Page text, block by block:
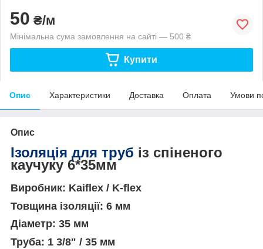
50 ₴/м
Мінімальна сума замовлення на сайті — 500 ₴
Купити
Опис Характеристики Доставка Оплата Умови
Опис
Ізоляція для труб із спіненого
каучуку 6*35мм
Виробник: Kaiflex / K-flex
Товщина ізоляції: 6 мм
Діаметр: 35 мм
Труба: 1 3/8" / 35 мм